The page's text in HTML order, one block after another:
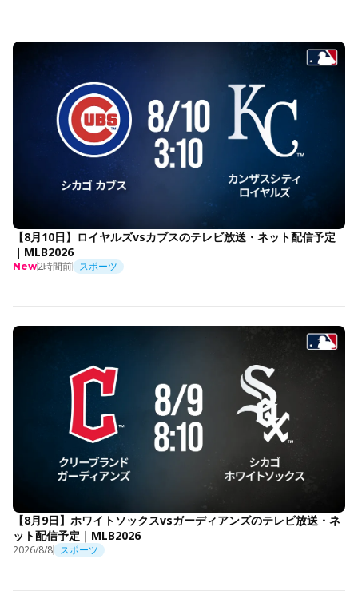
【8月10日】ロイヤルズvsカブスのテレビ放送・ネット配信予定
｜MLB2026
New2時間前 スポーツ
【8月9日】ホワイトソックスvsガーディアンズのテレビ放送・ネ
ット配信予定｜MLB2026
2026/8/8 スポーツ